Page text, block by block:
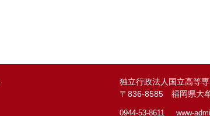
独立行政法人国立高等
〒836-8585 福岡県大
0944-53-8611 www-